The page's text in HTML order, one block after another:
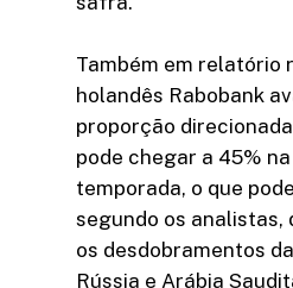
Também em relatório
holandês Rabobank
proporção
pode chegar a 45%
temporada, o que
segundo os analistas,
os desdobramentos
Rússia e Arábia